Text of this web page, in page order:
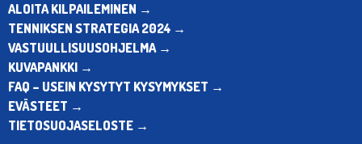
ALOITA KILPAILEMINEN →
TENNIKSEN STRATEGIA 2024 →
VASTUULLISUUSOHJELMA →
KUVAPANKKI →
FAQ – USEIN KYSYTYT KYSYMYKSET →
EVÄSTEET →
TIETOSUOJASELOSTE →